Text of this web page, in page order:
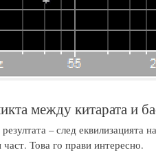
между китарата и
– след еквилизацията
част. Това го прави интересно.